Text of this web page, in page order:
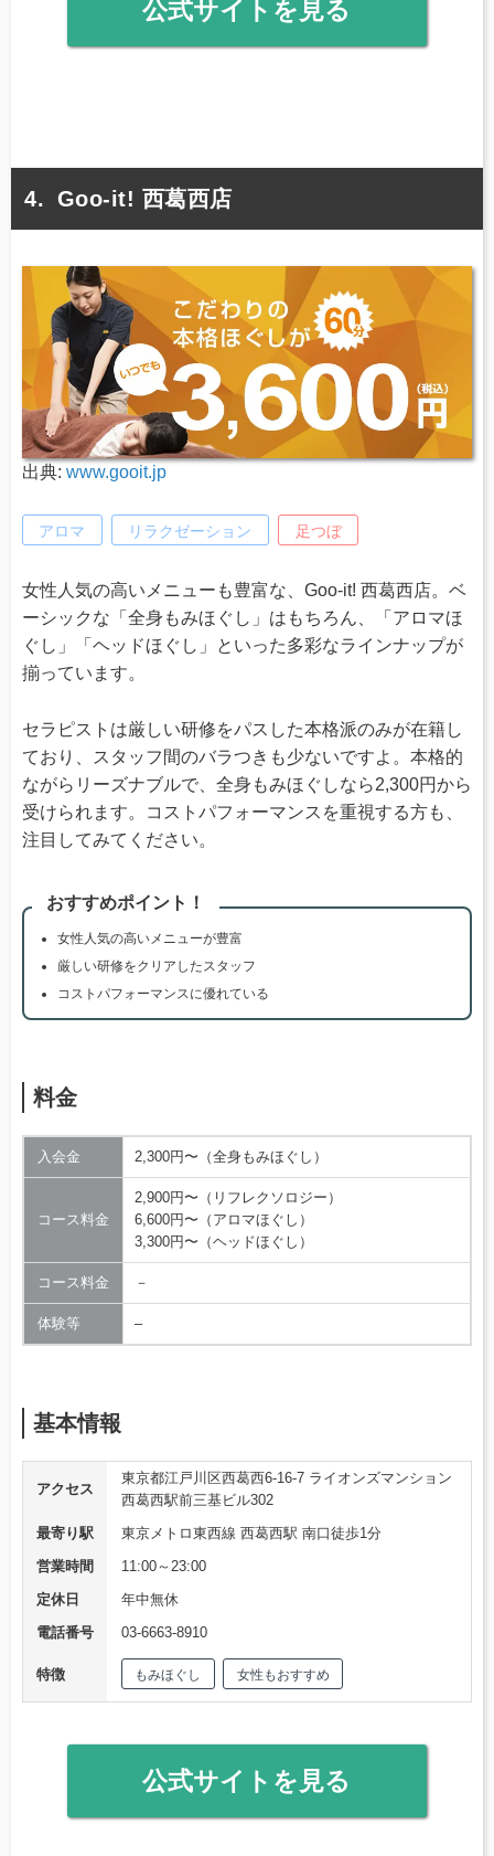
公式サイトを見る
Goo-it! 西葛西店
出典: www.gooit.jp
アロマ リラクゼーション 足つぼ
女性人気の高いメニューも豊富な、Goo-it! 西葛西店。ベ
ーシックな「全身もみほぐし」はもちろん、「アロマほ
ぐし」「ヘッドほぐし」といった多彩なラインナップが
揃っています。
セラピストは厳しい研修をパスした本格派のみが在籍し
ており、スタッフ間のバラつきも少ないですよ。本格的
ながらリーズナブルで、全身もみほぐしなら2,300円から
受けられます。コストパフォーマンスを重視する方も、
注目してみてください。
おすすめポイント！
女性人気の高いメニューが豊富
厳しい研修をクリアしたスタッフ
コストパフォーマンスに優れている
料金
入会金 2,300円〜（全身もみほぐし）
コース料金
2,900円〜（リフレクソロジー）
6,600円〜（アロマほぐし）
3,300円〜（ヘッドほぐし）
コース料金 －
体験等 –
基本情報
アクセス
東京都江戸川区西葛西6-16-7 ライオンズマンション
西葛西駅前三基ビル302
最寄り駅
東京メトロ東西線 西葛西駅 南口徒歩1分
営業時間
11:00～23:00
定休日
年中無休
電話番号
03-6663-8910
特徴 もみほぐし 女性もおすすめ
公式サイトを見る